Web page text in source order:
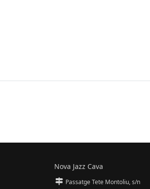
Nova Jazz Cava
Passatge Tete Montoliu, s/n